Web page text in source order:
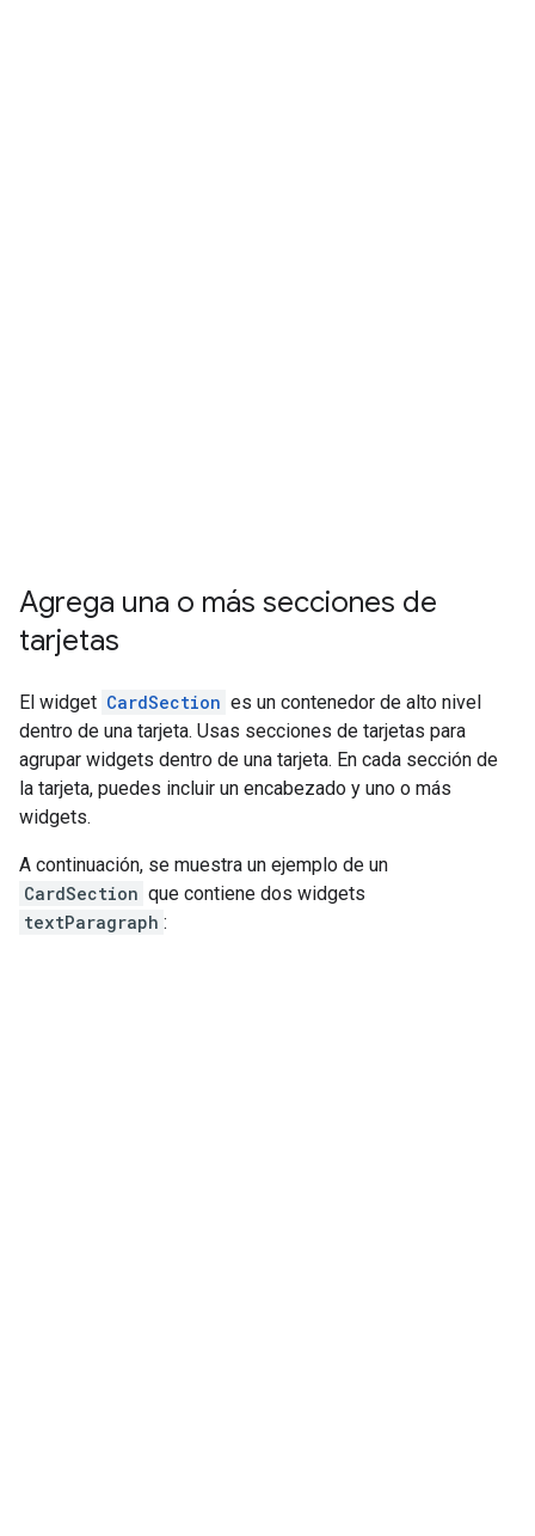
Agrega una o más secciones de
tarjetas
El widget CardSection es un contenedor de alto nivel
dentro de una tarjeta. Usas secciones de tarjetas para
agrupar widgets dentro de una tarjeta. En cada sección de
la tarjeta, puedes incluir un encabezado y uno o más
widgets.
A continuación, se muestra un ejemplo de un
CardSection que contiene dos widgets
textParagraph :